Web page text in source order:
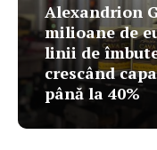
Alexandrion
milioane de
linii de
crescând
până la 40%